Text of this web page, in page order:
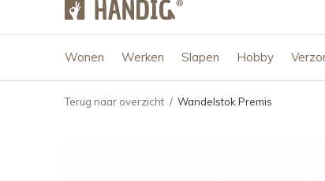
Wonen Werken Slapen Hobby
Terug naar overzicht Wandelstok Premis